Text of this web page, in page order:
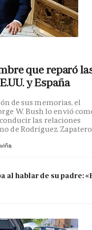
que reparó
y España
de sus memorias, el
W. Bush lo envió
las relaciones
de Rodríguez Zapatero
al hablar de su padre: